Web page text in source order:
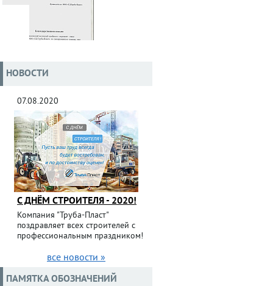
НОВОСТИ
07.08.2020
С ДНЁМ СТРОИТЕЛЯ - 2020!
Компания "Труба-Пласт"
поздравляет всех строителей с
профессиональным праздником!
все новости »
ПАМЯТКА ОБОЗНАЧЕНИЙ